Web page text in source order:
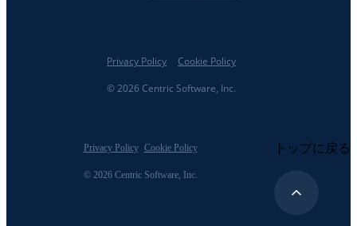
© 2026 Centric Software, Inc.
Privacy Policy Cookie Policy
© 2026 Centric Software, Inc.
Privacy Policy Cookie Policy トップに戻る